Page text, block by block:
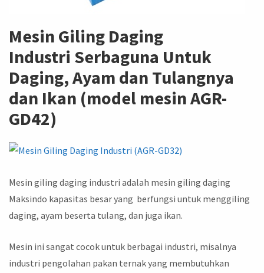
Mesin Giling Daging
Industri Serbaguna Untuk
Daging, Ayam dan Tulangnya
dan Ikan (model mesin AGR-
GD42)
Mesin giling daging industri adalah mesin giling daging
Maksindo kapasitas besar yang berfungsi untuk menggiling
daging, ayam beserta tulang, dan juga ikan.
Mesin ini sangat cocok untuk berbagai industri, misalnya
industri pengolahan pakan ternak yang membutuhkan